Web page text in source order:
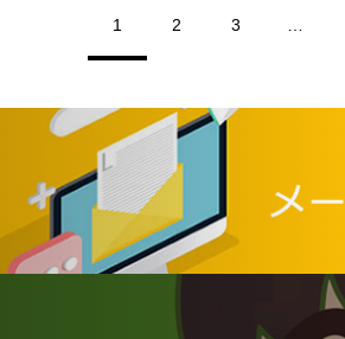
1 2 3